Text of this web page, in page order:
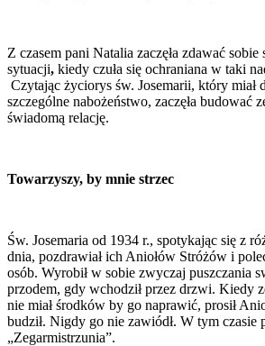
Z czasem pani Natalia zaczęła zdawać
sytuacji, kiedy czuła się ochraniana w taki
Czytając życiorys św. Josemarii, który miał
szczególne nabożeństwo, zaczęła budować
świadomą relację.
Towarzyszy, by mnie strzec
Św. Josemaria od 1934 r., spotykając się z
dnia, pozdrawiał ich Aniołów Stróżów i
osób. Wyrobił w sobie zwyczaj puszczania
przodem, gdy wchodził przez drzwi. Kiedy
nie miał środków by go naprawić, prosił
budził. Nigdy go nie zawiódł. W tym czasie
„Zegarmistrzunia”.